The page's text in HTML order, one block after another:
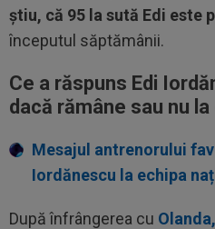
știu, că 95 la sută Edi este
începutul săptămânii.
Ce a răspuns Edi
dacă rămâne sau nu
Mesajul antrenorului
Iordănescu la echipa
După înfrângerea cu